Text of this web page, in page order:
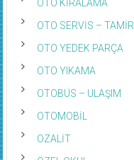
OTO KİRALAMA
OTO SERVİS – TAMİR
OTO YEDEK PARÇA
OTO YIKAMA
OTOBÜS – ULAŞIM
OTOMOBİL
OZALİT